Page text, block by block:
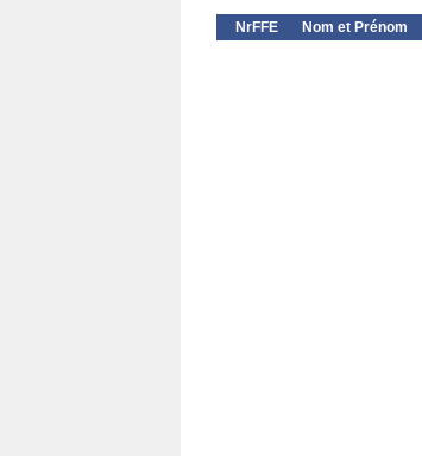
NrFFE Nom et Prénom